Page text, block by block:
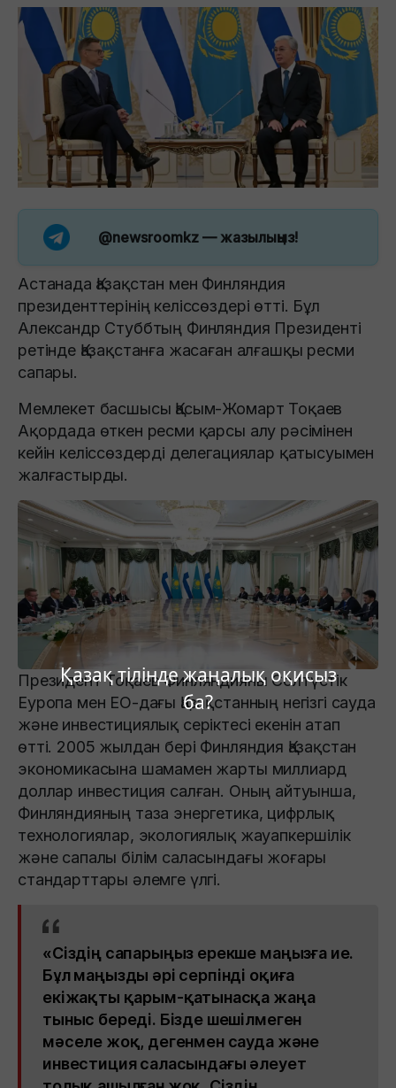
Қазақ тілінде жаңалық оқисыз
ба?
@newsroomkz — жазылыңыз!
Астанада Қазақстан мен Финляндия
президенттерінің келіссөздері өтті. Бұл
Александр Стуббтың Финляндия Президенті
ретінде Қазақстанға жасаған алғашқы ресми
сапары.
Мемлекет басшысы Қасым-Жомарт Тоқаев
Ақордада өткен ресми қарсы алу рәсімінен
кейін келіссөздерді делегациялар қатысуымен
жалғастырды.
Президент Тоқаев Финляндияны Солтүстік
Еуропа мен ЕО-дағы Қазақстанның негізгі сауда
және инвестициялық серіктесі екенін атап
өтті. 2005 жылдан бері Финляндия Қазақстан
экономикасына шамамен жарты миллиард
доллар инвестиция салған. Оның айтуынша,
Финляндияның таза энергетика, цифрлық
технологиялар, экологиялық жауапкершілік
және сапалы білім саласындағы жоғары
стандарттары әлемге үлгі.
«Сіздің сапарыңыз ерекше маңызға ие.
Бұл маңызды әрі серпінді оқиға
екіжақты қарым-қатынасқа жаңа
тыныс береді. Бізде шешілмеген
мәселе жоқ, дегенмен сауда және
инвестиция саласындағы әлеует